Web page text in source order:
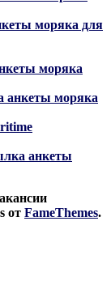
моряка для
моряка
анкеты моряка
анкеты
от FameThemes.